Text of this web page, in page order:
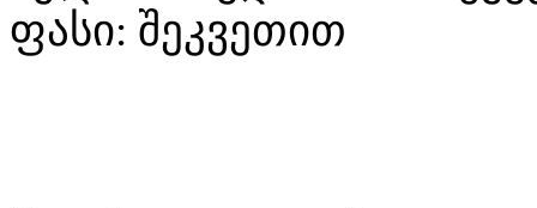
ფასი: შეკვეთით